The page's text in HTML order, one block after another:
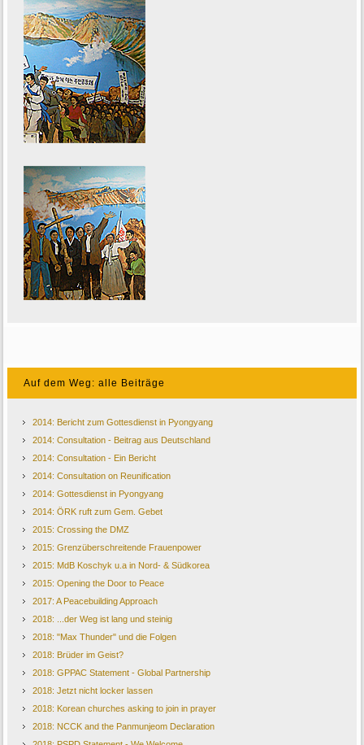
Auf dem Weg: alle Beiträge
2014: Bericht zum Gottesdienst in Pyongyang
2014: Consultation - Beitrag aus Deutschland
2014: Consultation - Ein Bericht
2014: Consultation on Reunification
2014: Gottesdienst in Pyongyang
2014: ÖRK ruft zum Gem. Gebet
2015: Crossing the DMZ
2015: Grenzüberschreitende Frauenpower
2015: MdB Koschyk u.a in Nord- & Südkorea
2015: Opening the Door to Peace
2017: A Peacebuilding Approach
2018: ...der Weg ist lang und steinig
2018: "Max Thunder" und die Folgen
2018: Brüder im Geist?
2018: GPPAC Statement - Global Partnership
2018: Jetzt nicht locker lassen
2018: Korean churches asking to join in prayer
2018: NCCK and the Panmunjeom Declaration